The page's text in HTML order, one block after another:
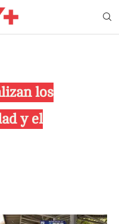
los
y el